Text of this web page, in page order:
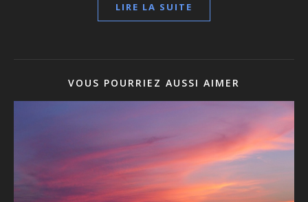
LIRE LA SUITE
VOUS POURRIEZ AUSSI AIMER